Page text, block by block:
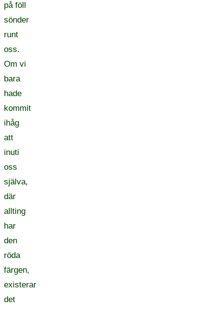
på föll
sönder
runt
oss.
Om vi
bara
hade
kommit
ihåg
att
inuti
oss
själva,
där
allting
har
den
röda
färgen,
existerar
det